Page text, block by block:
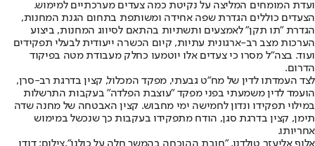
ועדת המומחים המליצה על נקיטת כמה צעדים מערכתיים למימוש.
הצעדים כוללים הגדרת שפה אחידה ומשותפת בתחום הגנת המחנות,
הגדרת "תו תקן" לאמצעים ותשתיות בהתאם לסיווג המחנות, ביצוע
הערכות מצב רב-ארגונית עתיות, קיום הכשרה ייעודית לבעלי תפקידים
ועוד. בצה"ל מסרו כי צעדים אלו יוטמעו כחלק מעבודת מטה בפיקוד
הדרום.
לצד העמדתו לדין של מח"ט גבעתי, מפקד המכלול, קצין בדרגת רב-סרן,
הועמד לדין משמעתי בפני מפקד "עוצבת הפלדה" בעקבות התרשלות
במילוי תפקידו ונדון לחמישה ימי מחבוש. קצין האבטחה של מחנה שדה
תימן, קצין בדרגת סגן, הודח מתפקידו בעקבות כך שנכשל במימוש
אחריותו.